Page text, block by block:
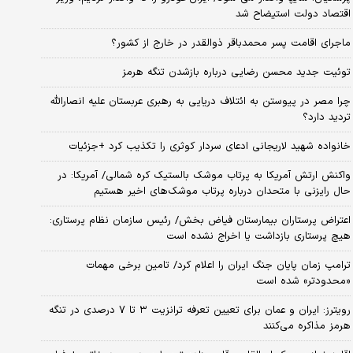
اقتصاد دولت استیضاح شد
ماجرای اقامت پسر محمدباقر ذوالقدر در خارج از کشور؟
توئیت جدید محسن رضایی درباره بازشدن تنگه هرمز
چرا مصر در پیوستن به ائتلاف دریایی به رهبری عربستان علیه انصارالله
تردید دارد؟
خانواده شهید لاریجانی ادعای سردار کوثری را تکذیب کرد +جزئیات
واکنش ارتش آمریکا به پرتاب موشک بالستیک کره شمالی/ آمریکا: در
حال رایزنی با متحدان درباره پرتاب موشک‌های اخیر هستیم
اعتراض پرستاران بیمارستان فیاض بخش/ رئیس سازمان نظام پرستاری:
هیچ پرستاری بازداشت یا اخراج نشده است
ترامپ زمان پایان جنگ ایران را اعلام کرد/ تامین برخی مهمات
«محدودتر» شده است
رویترز: ایران و عمان برای تعیین تعرفه ترانزیت ۳ تا ۷ درصدی در تنگه
هرمز مذاکره می‌کنند